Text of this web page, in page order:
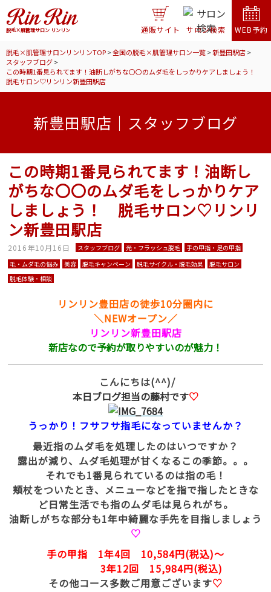
脱毛×肌管理サロン リンリン 通販サイト サロン検索 WEB予約
脱毛×肌管理サロンリンリンTOP>全国の脱毛×肌管理サロン一覧>新豊田駅店>
スタッフブログ>
この時期1番見られてます！油断しがちな〇〇のムダ毛をしっかりケアしましょう！
脱毛サロン♡リンリン新豊田駅店
新豊田駅店｜スタッフブログ
この時期1番見られてます！油断し
がちな〇〇のムダ毛をしっかりケア
しましょう！ 脱毛サロン♡リンリ
ン新豊田駅店
2016年10月16日 スタッフブログ 光・フラッシュ脱毛
手の甲指・足の甲指
毛・ムダ毛の悩み
美容 脱毛キャンペーン 脱毛サイクル・脱毛効果
脱毛サロン
脱毛体験・相談
リンリン豊田店の徒歩10分圏内に
＼NEWオープン／
リンリン新豊田駅店
新店なので予約が取りやすいのが魅力！
こんにちは(^^)/
本日ブログ担当の藤村です♡
うっかり！フサフサ指毛になっていませんか？
最近指のムダ毛を処理したのはいつですか？
露出が減り、ムダ毛処理が甘くなるこの季節。。。
それでも1番見られているのは指の毛！
頬杖をついたとき、メニューなどを指で指したときな
ど日常生活でも指のムダ毛は見られがち。
油断しがちな部分も1年中綺麗な手先を目指しましょう
♡
手の甲指 1年4回 10,584円(税込)～
3年12回 15,984円(税込)
その他コース多数ご用意ございます♡